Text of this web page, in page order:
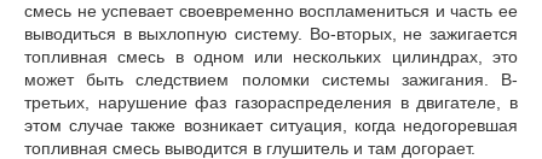
смесь не успевает своевременно воспламениться и часть ее
выводиться в выхлопную систему. Во-вторых, не зажигается
топливная смесь в одном или нескольких цилиндрах, это
может быть следствием поломки системы зажигания. В-
третьих, нарушение фаз газораспределения в двигателе, в
этом случае также возникает ситуация, когда недогоревшая
топливная смесь выводится в глушитель и там догорает.